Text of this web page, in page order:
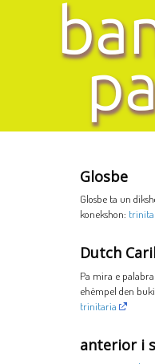
Glosbe
Glosbe ta un
konekshon:
Dutch
Pa mira e
ehèmpel den
trinitaria
anterior i